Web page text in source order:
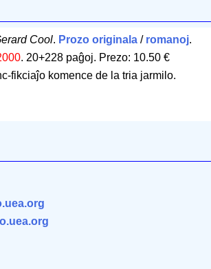
Cool. Prozo originala/ romanoj.
. 20+228 paĝoj. Prezo: 10.50 €
fikciaĵo komence de la tria jarmilo.